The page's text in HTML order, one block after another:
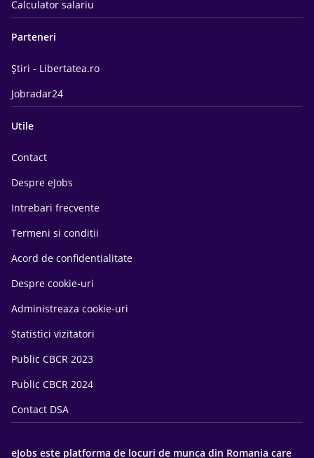
Calculator salariu
Parteneri
Știri - Libertatea.ro
Jobradar24
Utile
Contact
Despre eJobs
Intrebari frecvente
Termeni si conditii
Acord de confidentialitate
Despre cookie-uri
Administreaza cookie-uri
Statistici vizitatori
Public CBCR 2023
Public CBCR 2024
Contact DSA
eJobs este platforma de locuri de munca din Romania care